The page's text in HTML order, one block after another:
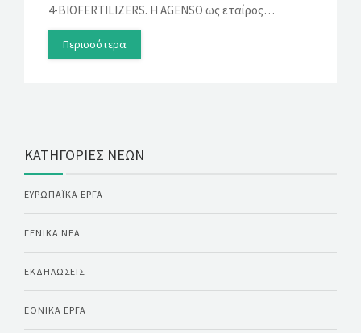
4-BIOFERTILIZERS. Η AGENSO ως εταίρος…
Περισσότερα
ΚΑΤΗΓΟΡΊΕΣ ΝΈΩΝ
ΕΥΡΩΠΑΪΚΆ ΈΡΓΑ
ΓΕΝΙΚΆ ΝΈΑ
ΕΚΔΗΛΏΣΕΙΣ
ΕΘΝΙΚΆ ΈΡΓΑ